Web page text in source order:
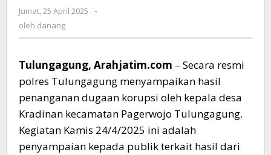
Masih
Target
Setelah
Ini
"
Jumat, 25 April 2025
oleh
-
oleh danang
Tulungagung, Arahjatim.com – Secara resmi
polres Tulungagung menyampaikan hasil
penanganan dugaan korupsi oleh kepala desa
Kradinan kecamatan Pagerwojo Tulungagung.
Kegiatan Kamis 24/4/2025 ini adalah
penyampaian kepada publik terkait hasil dari